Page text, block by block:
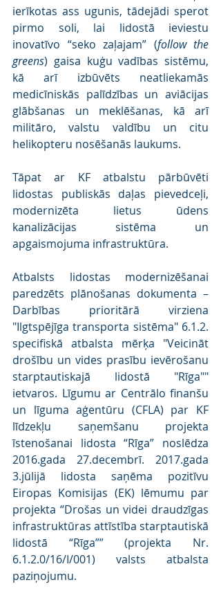
ierīkotas ass ugunis, tādejādi sperot
pirmo soli, lai lidostā ieviestu
inovatīvo “seko zaļajam” (follow the
greens) gaisa kuģu vadības sistēmu,
kā arī izbūvēts neatliekamās
medicīniskās palīdzības un aviācijas
glābšanas un meklēšanas, kā arī
militāro, valstu valdību un citu
helikopteru nosēšanās laukums.
Tāpat ar KF atbalstu pārbūvēti
lidostas publiskās daļas pievedceļi,
modernizēta lietus ūdens
kanalizācijas sistēma un
apgaismojuma infrastruktūra.
Atbalsts lidostas modernizēšanai
paredzēts plānošanas dokumenta –
Darbības prioritārā virziena
"Ilgtspējīga transporta sistēma" 6.1.2.
specifiskā atbalsta mērķa "Veicināt
drošību un vides prasību ievērošanu
starptautiskajā lidostā "Rīga""
ietvaros. Līgumu ar Centrālo finanšu
un līguma aģentūru (CFLA) par KF
līdzekļu saņemšanu projekta
īstenošanai lidosta “Rīga” noslēdza
2016.gada 27.decembrī. 2017.gada
3.jūlijā lidosta saņēma pozitīvu
Eiropas Komisijas (EK) lēmumu par
projekta “Drošas un videi draudzīgas
infrastruktūras attīstība starptautiskā
lidostā “Rīga”” (projekta Nr.
6.1.2.0/16/I/001) valsts atbalsta
paziņojumu.